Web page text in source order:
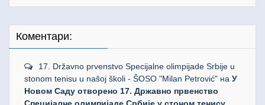
Коментари:
17. Državno prvenstvo Specijalne olimpijade Srbije u
stonom tenisu u našoj školi - ŠOSO "Milan Petrović" на У
Новом Саду отворено 17. Државно првенство